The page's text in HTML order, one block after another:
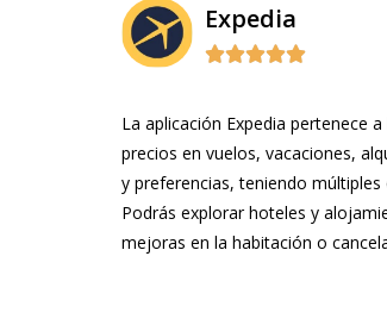
Expedia

La aplicación Expedia pertenece
precios en vuelos, vacaciones,
y preferencias, teniendo
Podrás explorar hoteles y
mejoras en la habitación o